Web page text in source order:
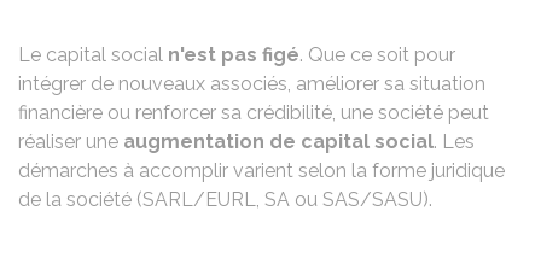
Le capital social n'est pas figé. Que ce soit pour
intégrer de nouveaux associés, améliorer sa situation
financière ou renforcer sa crédibilité, une société peut
réaliser une augmentation de capital social. Les
démarches à accomplir varient selon la forme juridique
de la société (SARL/EURL, SA ou SAS/SASU).